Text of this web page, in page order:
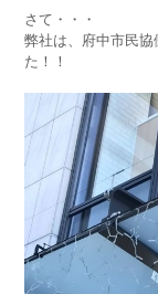
さて・・・
弊社は、府中市民
た！！